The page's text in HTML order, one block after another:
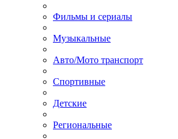
Фильмы и сериалы
Музыкальные
Авто/Мото транспорт
Спортивные
Детские
Региональные